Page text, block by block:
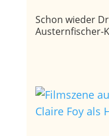
Schon wieder
Austernfischer-